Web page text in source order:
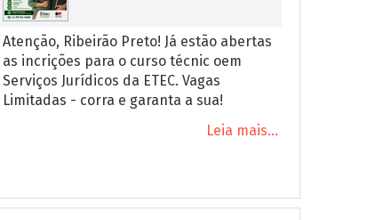
Atenção, Ribeirão Preto! Já estão abertas
as incrições para o curso técnic oem
Serviços Jurídicos da ETEC. Vagas
Limitadas - corra e garanta a sua!
Leia mais...